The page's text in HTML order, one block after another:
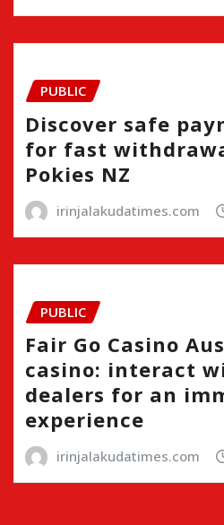
PUBLIC
Discover safe
for fast
Pokies NZ
irinjalakudatimes.com
PUBLIC
Fair Go Casino
casino: interact
dealers for an
experience
irinjalakudatimes.com